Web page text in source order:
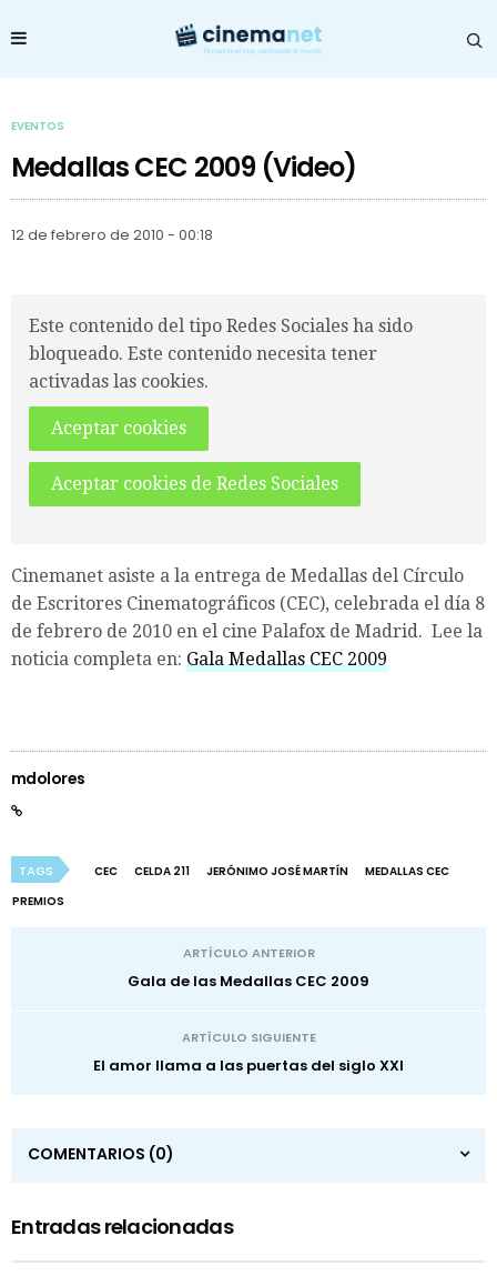
EVENTOS
Medallas CEC 2009 (Video)
12 de febrero de 2010 - 00:18
Este contenido del tipo Redes Sociales ha sido
bloqueado. Este contenido necesita tener
activadas las cookies.
Aceptar cookies
Aceptar cookies de Redes Sociales
Cinemanet asiste a la entrega de Medallas del Círculo
de Escritores Cinematográficos (CEC), celebrada el día 8
de febrero de 2010 en el cine Palafox de Madrid. Lee la
noticia completa en: Gala Medallas CEC 2009
mdolores
TAGS CEC CELDA 211 JERÓNIMO JOSÉ MARTÍN
MEDALLAS CEC
PREMIOS
ARTÍCULO ANTERIOR
Gala de las Medallas CEC 2009
ARTÍCULO SIGUIENTE
El amor llama a las puertas del siglo XXI
COMENTARIOS (0)
Entradas relacionadas